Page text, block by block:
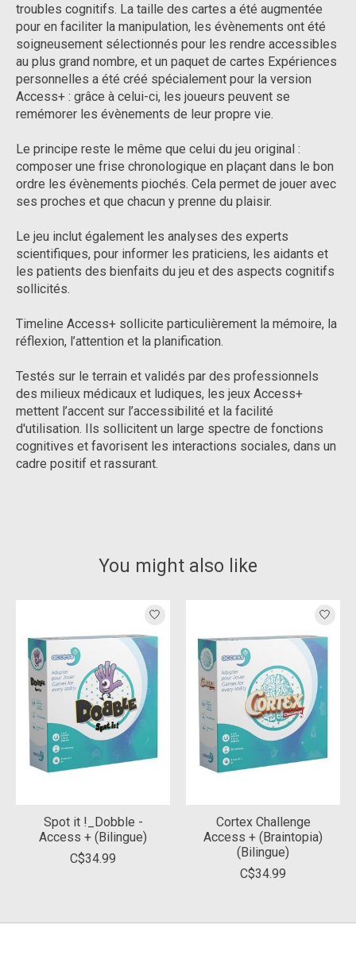
troubles cognitifs. La taille des cartes a été augmentée
pour en faciliter la manipulation, les évènements ont été
soigneusement sélectionnés pour les rendre accessibles
au plus grand nombre, et un paquet de cartes Expériences
personnelles a été créé spécialement pour la version
Access+ : grâce à celui-ci, les joueurs peuvent se
remémorer les évènements de leur propre vie.
Le principe reste le même que celui du jeu original :
composer une frise chronologique en plaçant dans le bon
ordre les évènements piochés. Cela permet de jouer avec
ses proches et que chacun y prenne du plaisir.
Le jeu inclut également les analyses des experts
scientifiques, pour informer les praticiens, les aidants et
les patients des bienfaits du jeu et des aspects cognitifs
sollicités.
Timeline Access+ sollicite particulièrement la mémoire, la
réflexion, l’attention et la planification.
Testés sur le terrain et validés par des professionnels
des milieux médicaux et ludiques, les jeux Access+
mettent l’accent sur l’accessibilité et la facilité
d'utilisation. Ils sollicitent un large spectre de fonctions
cognitives et favorisent les interactions sociales, dans un
cadre positif et rassurant.
You might also like
Spot it !_Dobble -
Access + (Bilingue)
C$34.99
Cortex Challenge
Access + (Braintopia)
(Bilingue)
C$34.99